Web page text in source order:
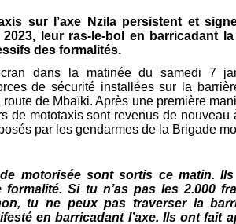
sur l’axe Nzila persistent et
leur ras-le-bol en barricadant
des formalités.
dans la matinée du samedi 7
de sécurité installées sur la
de Mbaïki. Après une première
de mototaxis sont revenus de nouveau
par les gendarmes de la Brigade
motorisée sont sortis ce matin.
formalité. Si tu n’as pas les 2.000
tu ne peux pas traverser la
en barricadant l’axe. Ils ont fait